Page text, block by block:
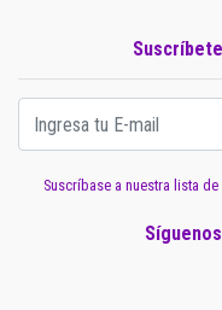
Suscríbase a nuestra lista